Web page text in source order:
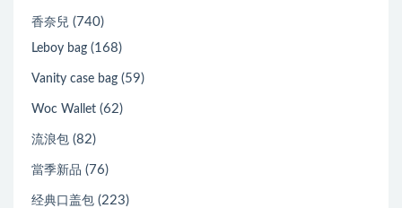
香奈兒 (740)
Leboy bag (168)
Vanity case bag (59)
Woc Wallet (62)
流浪包 (82)
當季新品 (76)
经典口盖包 (223)